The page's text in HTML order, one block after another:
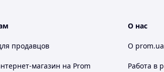
продавцов
магазин на Prom
О нас
О prom.ua
Работа в